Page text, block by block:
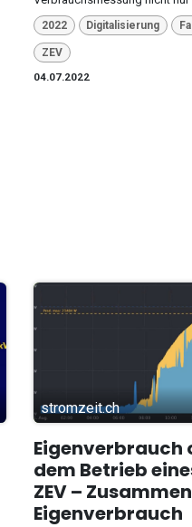
2022 Digitalisierung
ZEV
04.07.2022
stromzeit.ch
dem Betrieb
ZEV –
Eigenverbrauch